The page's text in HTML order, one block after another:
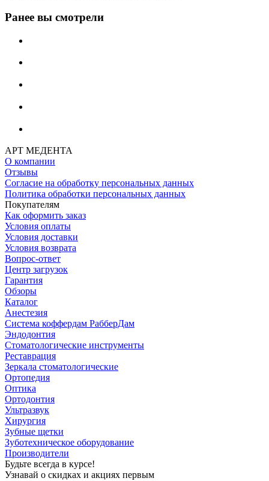
Ранее вы смотрели
АРТ МЕДЕНТА
О компании
Отзывы
Согласие на обработку персональных данных
Политика обработки персональных данных
Покупателям
Как оформить заказ
Условия оплаты
Условия доставки
Условия возврата
Вопрос-ответ
Центр загрузок
Гарантия
Обзоры
Каталог
Анестезия
Система коффердам РабберДам
Эндодонтия
Стоматологические инструменты
Реставрация
Зеркала стоматологические
Ортопедия
Оптика
Ортодонтия
Ультразвук
Хирургия
Зубные щетки
Зуботехническое оборудование
Производители
Будьте всегда в курсе!
Узнавай о скидках и акциях первым